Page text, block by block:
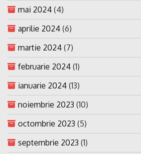
mai 2024 (4)
aprilie 2024 (6)
martie 2024 (7)
februarie 2024 (1)
ianuarie 2024 (13)
noiembrie 2023 (10)
octombrie 2023 (5)
septembrie 2023 (1)